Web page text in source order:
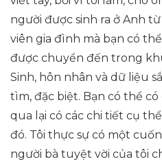
người được sinh ra ở Anh
viên gia đình mà bạn có
được chuyển đến trong
Sinh, hôn nhân và dữ liệu
tìm, đặc biệt. Bạn có thể
qua lại có các chi tiết cụ
đó. Tôi thực sự có một
người bà tuyệt vời của tôi